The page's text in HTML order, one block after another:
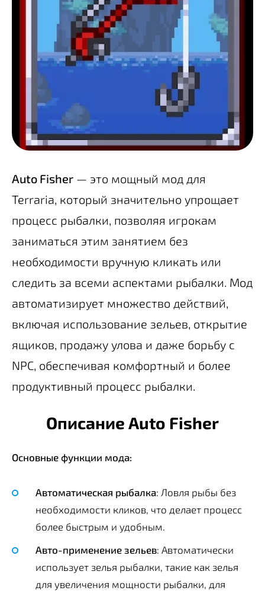
Auto Fisher — это мощный мод для
Terraria, который значительно упрощает
процесс рыбалки, позволяя игрокам
заниматься этим занятием без
необходимости вручную кликать или
следить за всеми аспектами рыбалки. Мод
автоматизирует множество действий,
включая использование зельев, открытие
ящиков, продажу улова и даже борьбу с
NPC, обеспечивая комфортный и более
продуктивный процесс рыбалки.
Описание Auto Fisher
Основные функции мода:
Автоматическая рыбалка: Ловля рыбы без
необходимости кликов, что делает процесс
более быстрым и удобным.
Авто-применение зельев: Автоматически
использует зелья рыбалки, такие как зелья
для увеличения мощности рыбалки, для